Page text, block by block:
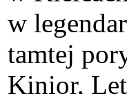
w
tamtej
Kinior,